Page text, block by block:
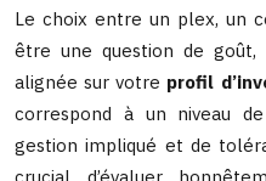
Le choix entre un plex, un
être une question de goût,
alignée sur votre profil
correspond à un niveau
gestion impliqué et de